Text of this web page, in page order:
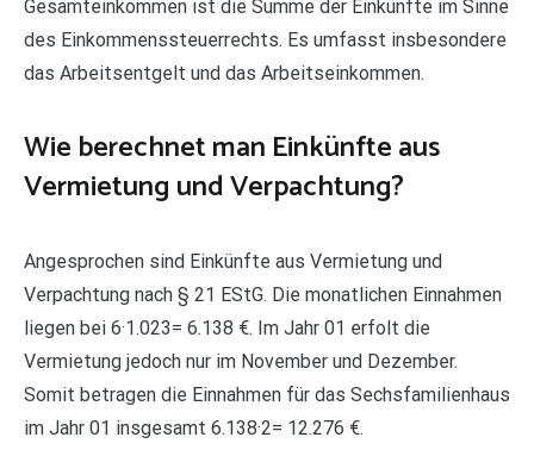
Gesamteinkommen ist die Summe der Einkünfte im Sinne
des Einkommenssteuerrechts. Es umfasst insbesondere
das Arbeitsentgelt und das Arbeitseinkommen.
Wie berechnet man Einkünfte aus
Vermietung und Verpachtung?
Angesprochen sind Einkünfte aus Vermietung und
Verpachtung nach § 21 EStG. Die monatlichen Einnahmen
liegen bei 6·1.023= 6.138 €. Im Jahr 01 erfolt die
Vermietung jedoch nur im November und Dezember.
Somit betragen die Einnahmen für das Sechsfamilienhaus
im Jahr 01 insgesamt 6.138·2= 12.276 €.